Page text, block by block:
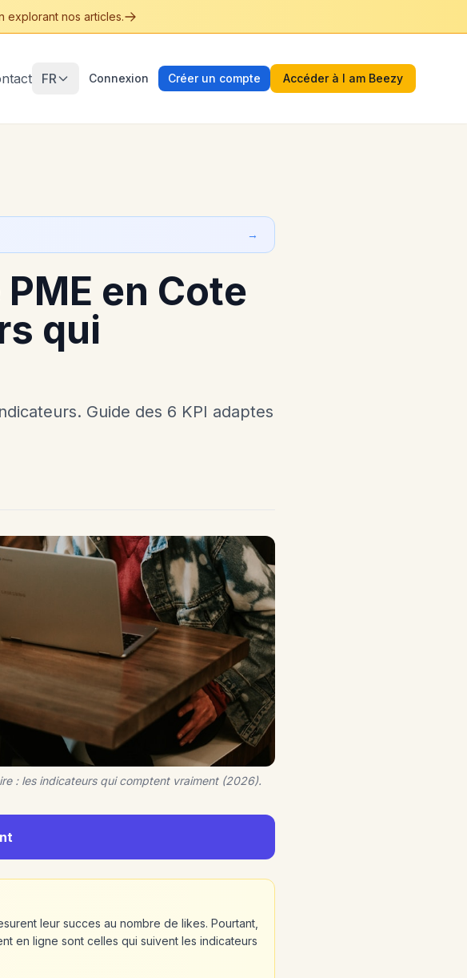
explorant nos articles.
FR Connexion Créer un compte Accéder à I am Beezy
→
en Cote
qui
Guide des 6 KPI adaptes
: les indicateurs qui comptent vraiment (2026).
leur succes au nombre de likes. Pourtant,
en ligne sont celles qui suivent les indicateurs